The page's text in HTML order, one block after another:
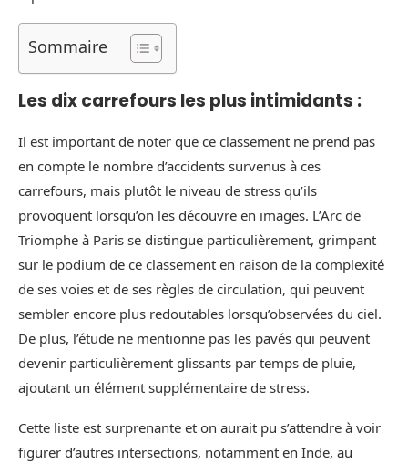
Sommaire
Les dix carrefours les plus intimidants :
Il est important de noter que ce classement ne prend pas
en compte le nombre d’accidents survenus à ces
carrefours, mais plutôt le niveau de stress qu’ils
provoquent lorsqu’on les découvre en images. L’Arc de
Triomphe à Paris se distingue particulièrement, grimpant
sur le podium de ce classement en raison de la complexité
de ses voies et de ses règles de circulation, qui peuvent
sembler encore plus redoutables lorsqu’observées du ciel.
De plus, l’étude ne mentionne pas les pavés qui peuvent
devenir particulièrement glissants par temps de pluie,
ajoutant un élément supplémentaire de stress.
Cette liste est surprenante et on aurait pu s’attendre à voir
figurer d’autres intersections, notamment en Inde, au